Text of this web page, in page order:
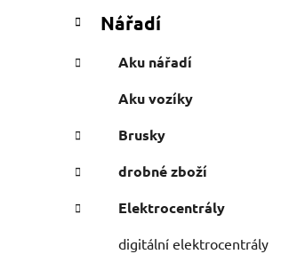
Nářadí
Aku nářadí
Aku vozíky
Brusky
drobné zboží
Elektrocentrály
digitální elektrocentrály